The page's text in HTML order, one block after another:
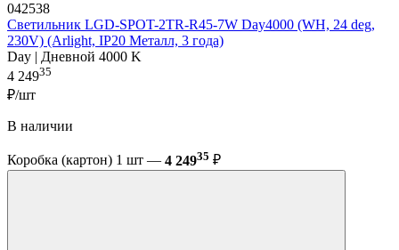
042538
Светильник LGD-SPOT-2TR-R45-7W Day4000 (WH, 24 deg,
230V) (Arlight, IP20 Металл, 3 года)
Day | Дневной 4000 K
4 24935
₽/шт
В наличии
Коробка (картон) 1 шт — 4 24935 ₽